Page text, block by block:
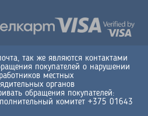
так же являются контактами
покупателей о нарушении
местных
органов
обращения покупателей:
комитет +375 01643